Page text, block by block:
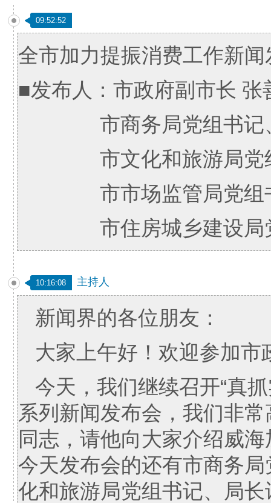
09:52:52
全市加力提振消费工作新闻
■发布人：市政府副市长 张
市商务局党组书记、
市文化和旅游局党组
市市场监管局党组书
市住房城乡建设局党
10:16:08 主持人
新闻界的各位朋友：
大家上午好！欢迎参加
今天，我们继续召开“真
系列新闻发布会，我们非
同志，请他向大家介绍威
今天发布会的还有市商务
化和旅游局党组书记、局